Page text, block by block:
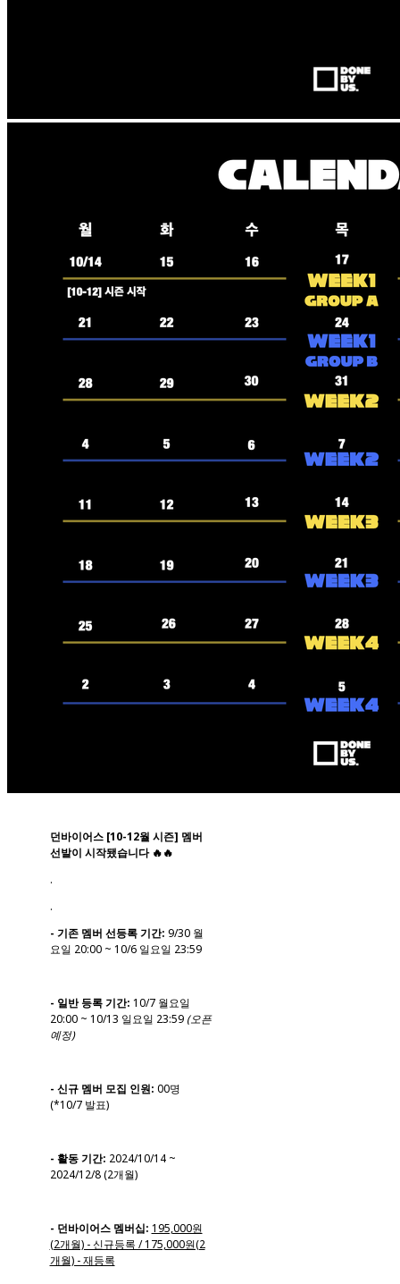
던바이어스 [10-12월 시즌] 멤버
선발이 시작됐습니다 🔥🔥
.
.
- 기존 멤버 선등록 기간: 9/30 월
요일 20:00 ~ 10/6 일요일 23:59
- 일반 등록 기간: 10/7 월요일
20:00 ~ 10/13 일요일 23:59 (오픈
예정)
- 신규 멤버 모집 인원: 00명
(*10/7 발표)
- 활동 기간: 2024/10/14 ~
2024/12/8 (2개월)
- 던바이어스 멤버십: 195,000원
(2개월) - 신규등록 / 175,000원(2
개월) - 재등록